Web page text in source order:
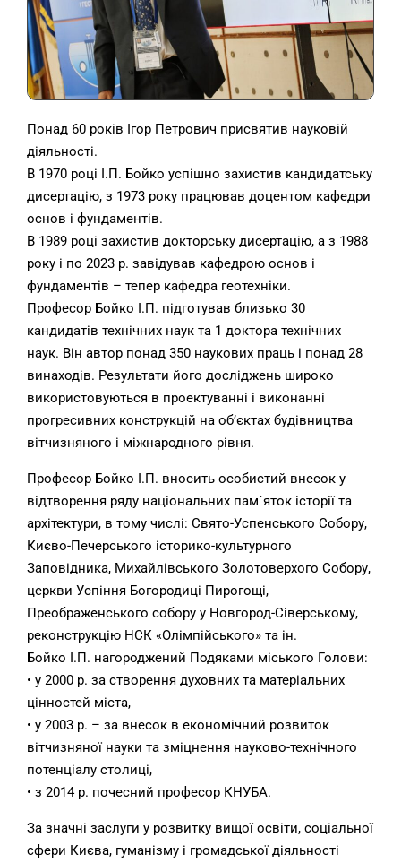
Понад 60 років Ігор Петрович присвятив науковій
діяльності.
В 1970 році І.П. Бойко успішно захистив кандидатську
дисертацію, з 1973 року працював доцентом кафедри
основ і фундаментів.
В 1989 році захистив докторську дисертацію, а з 1988
року і по 2023 р. завідував кафедрою основ і
фундаментів – тепер кафедра геотехніки.
Професор Бойко І.П. підготував близько 30
кандидатів технічних наук та 1 доктора технічних
наук. Він автор понад 350 наукових праць і понад 28
винаходів. Результати його досліджень широко
використовуються в проектуванні і виконанні
прогресивних конструкцій на об’єктах будівництва
вітчизняного і міжнародного рівня.
Професор Бойко І.П. вносить особистий внесок у
відтворення ряду національних пам`яток історії та
архітектури, в тому числі: Свято-Успенського Собору,
Києво-Печерського історико-культурного
Заповідника, Михайлівського Золотоверхого Собору,
церкви Успіння Богородиці Пирогощі,
Преображенського собору у Новгород-Сіверському,
реконструкцію НСК «Олімпійського» та ін.
Бойко І.П. нагороджений Подяками міського Голови:
• у 2000 р. за створення духовних та матеріальних
цінностей міста,
• у 2003 р. – за внесок в економічний розвиток
вітчизняної науки та зміцнення науково-технічного
потенціалу столиці,
• з 2014 р. почесний професор КНУБА.
За значні заслуги у розвитку вищої освіти, соціальної
сфери Києва, гуманізму і громадської діяльності